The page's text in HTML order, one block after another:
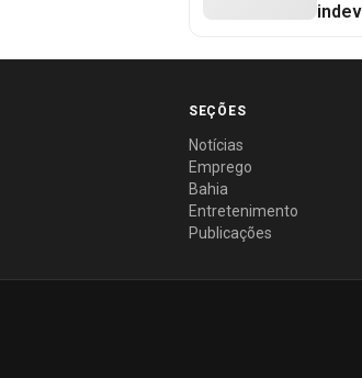
SEÇÕES
Notícias
Emprego
Bahia
Entretenimento
Publicações